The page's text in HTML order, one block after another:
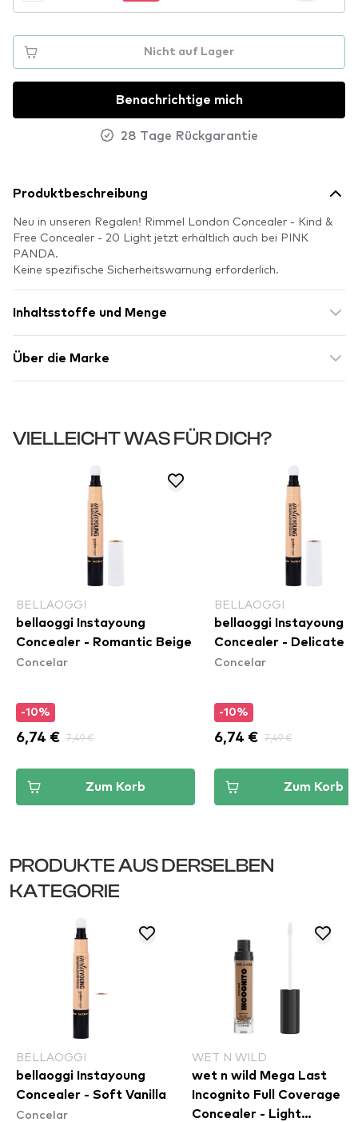
Nicht auf Lager
Benachrichtige mich
28 Tage Rückgarantie
Produktbeschreibung
Neu in unseren Regalen! Rimmel London Concealer - Kind &
Free Concealer - 20 Light jetzt erhältlich auch bei PINK
PANDA.
Keine spezifische Sicherheitswarnung erforderlich.
Inhaltsstoffe und Menge
Über die Marke
VIELLEICHT WAS FÜR DICH?
BELLAOGGI
bellaoggi Instayoung
Concealer - Romantic Beige
Concelar
-10%
6,74 € 7,49 €
Zum Korb
BELLAOGGI
bellaoggi Instayoung
Concealer - Delicate
Concelar
-10%
6,74 € 7,49 €
Zum Korb
PRODUKTE AUS DERSELBEN
KATEGORIE
BELLAOGGI
bellaoggi Instayoung
Concealer - Soft Vanilla
Concelar
WET N WILD
wet n wild Mega Last
Incognito Full Coverage
Concealer - Light